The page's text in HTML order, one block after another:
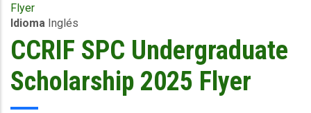
SPC
Postgraduate
Scholarship
Flyer
Flyer
Idioma Inglés
CCRIF SPC Undergraduate
Scholarship 2025 Flyer